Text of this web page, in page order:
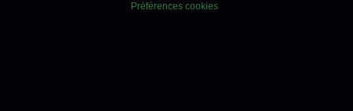
Préférences cookies